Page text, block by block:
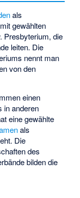
als
mit gewählten
Presbyterium, die
leiten. Die
nennt man
von den
einen
in anderen
eine gewählte
als
Die
des
bilden die